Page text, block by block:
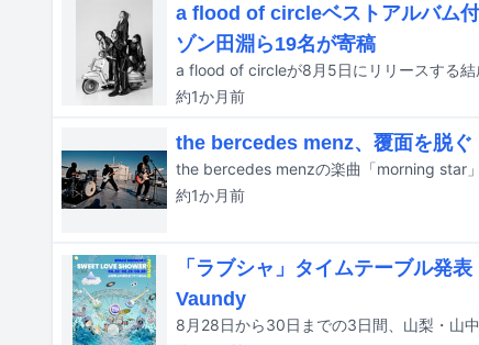
a flood of circleベストアルバム
ゾン田淵ら19名が寄稿
約1か月前
the bercedes menz、覆面を脱ぐ
the bercedes menzの楽曲「morning star
約1か月前
「ラブシャ」タイムテーブル発
Vaundy